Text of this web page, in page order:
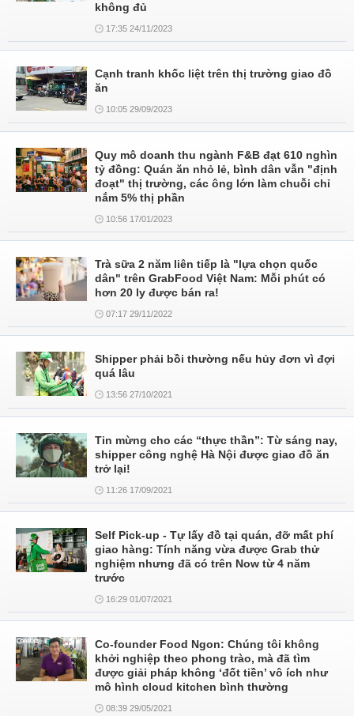
không đủ
17:35 24/11/2023
Cạnh tranh khốc liệt trên thị trường giao đồ
ăn
10:05 29/09/2023
Quy mô doanh thu ngành F&B đạt 610 nghìn
tỷ đồng: Quán ăn nhỏ lẻ, bình dân vẫn "định
đoạt" thị trường, các ông lớn làm chuỗi chỉ
nắm 5% thị phần
10:56 17/01/2023
Trà sữa 2 năm liên tiếp là "lựa chọn quốc
dân" trên GrabFood Việt Nam: Mỗi phút có
hơn 20 ly được bán ra!
07:17 29/11/2022
Shipper phải bồi thường nếu hủy đơn vì đợi
quá lâu
13:56 27/10/2021
Tin mừng cho các “thực thần”: Từ sáng nay,
shipper công nghệ Hà Nội được giao đồ ăn
trở lại!
11:26 17/09/2021
Self Pick-up - Tự lấy đồ tại quán, đỡ mất phí
giao hàng: Tính năng vừa được Grab thử
nghiệm nhưng đã có trên Now từ 4 năm
trước
16:29 01/07/2021
Co-founder Food Ngon: Chúng tôi không
khởi nghiệp theo phong trào, mà đã tìm
được giải pháp không ‘đốt tiền’ vô ích như
mô hình cloud kitchen bình thường
08:39 29/05/2021